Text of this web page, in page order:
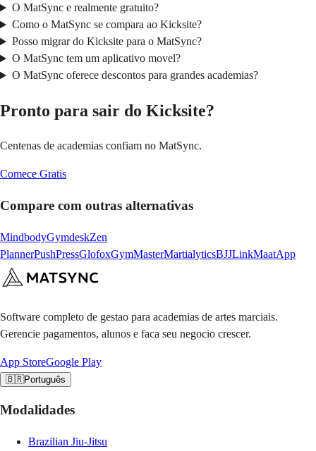
O MatSync e realmente gratuito?
Como o MatSync se compara ao Kicksite?
Posso migrar do Kicksite para o MatSync?
O MatSync tem um aplicativo movel?
O MatSync oferece descontos para grandes academias?
Pronto para sair do Kicksite?
Centenas de academias confiam no MatSync.
Comece Gratis
Compare com outras alternativas
MindbodyGymdeskZen
PlannerPushPressGlofoxGymMasterMartialyticsBJJLinkMaatApp
Software completo de gestao para academias de artes marciais.
Gerencie pagamentos, alunos e faca seu negocio crescer.
App StoreGoogle Play
🇧🇷Português
Modalidades
Brazilian Jiu-Jitsu